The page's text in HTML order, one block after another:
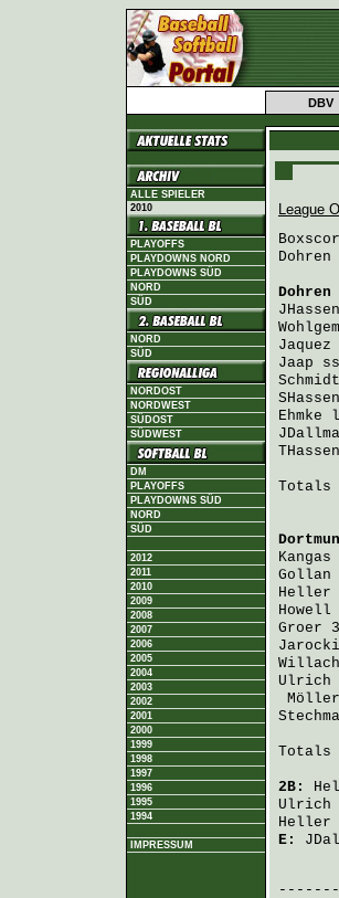
DBV
ALLE SPIELER
2010
PLAYOFFS
PLAYDOWNS NORD
PLAYDOWNS SÜD
NORD
SÜD
NORD
SÜD
NORDOST
NORDWEST
SÜDOST
SÜDWEST
DM
PLAYOFFS
PLAYDOWNS SÜD
NORD
SÜD
2012
2011
2010
2009
2008
2007
2006
2005
2004
2003
2002
2001
2000
1999
1998
1997
1996
1995
1994
IMPRESSUM
League
Jaquez
Jaap
Schmidt
Ehmke
Kangas
Gollan
Heller
Howell
Groer
Jarocki
Willach
Ulrich
Möller
2B:
Ulrich
Heller
E: